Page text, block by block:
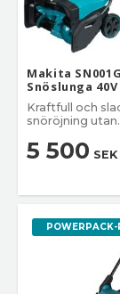
Makita
Snöslunga 40V
Kraftfull och
snöröjning utan
5 500 SEK